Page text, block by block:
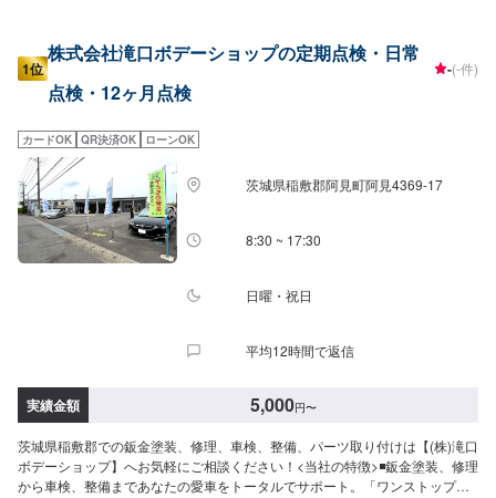
1位
株式会社滝口ボデーショップの定期点検・日常
点検・12ヶ月点検
-(-件)
カードOK QR決済OK ローンOK
茨城県稲敷郡阿見町阿見4369-17
8:30 ~ 17:30
日曜・祝日
平均12時間で返信
実績金額 5,000円〜
茨城県稲敷郡での鈑金塗装、修理、車検、整備、パーツ取り付けは【(株)滝口
ボデーショップ】へお気軽にご相談ください！<当社の特徴>◾鈑金塗装、修理
から車検、整備まであなたの愛車をトータルでサポート。「ワンストップ」